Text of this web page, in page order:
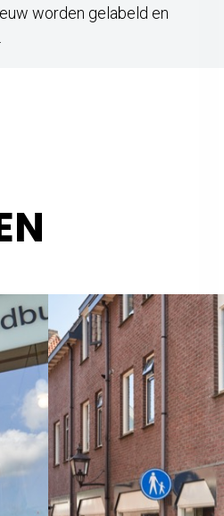
worden gelabeld en